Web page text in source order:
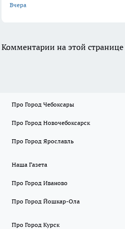
Вчера
Комментарии на этой
Про Город Чебоксары
Про Город Новочебоксарск
Про Город Ярославль
Наша Газета
Про Город Иваново
Про Город Йошкар-Ола
Про Город Курск